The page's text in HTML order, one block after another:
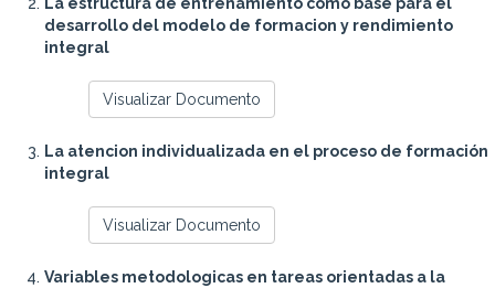
desarrollo del modelo de formacion y rendimiento
integral
Visualizar Documento
La atencion individualizada en el proceso de formación
integral
Visualizar Documento
Variables metodologicas en tareas orientadas a la